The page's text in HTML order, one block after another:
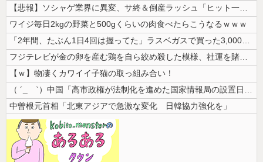
【悲報】ソシャゲ業界に異変、サ終＆倒産ラッシュ「ヒット一本で一攫千金」...
ワイジ毎日2kgの野菜と500gくらいの肉食べたらこうなるｗｗｗ
「2年間、たぶん1日4回は握ってた」ラスベガスで買った3,000円のキ...
フジテレビが金の卵を産む鶏を自ら絞め殺した模様、社運を賭けたドル箱コン...
【ｗ】物凄くカワイイ子猫の取っ組み合い！
（ ´_ゝ`）中国「高市政権が法制化を進めた国家情報局の設置日が7月3...
中曽根元首相「北東アジアで急激な変化 日韓協力強化を」